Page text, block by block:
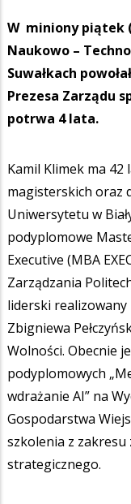
W miniony piątek
Naukowo –
Suwałkach
Prezesa Zarządu
potrwa 4 lata.
Kamil Klimek ma
magisterskich oraz
Uniwersytetu w
podyplomowe
Executive (MBA
Zarządzania
liderski realizowany
Zbigniewa
Wolności. Obecnie
podyplomowych
wdrażanie AI” na
Gospodarstwa
szkolenia z
strategicznego.